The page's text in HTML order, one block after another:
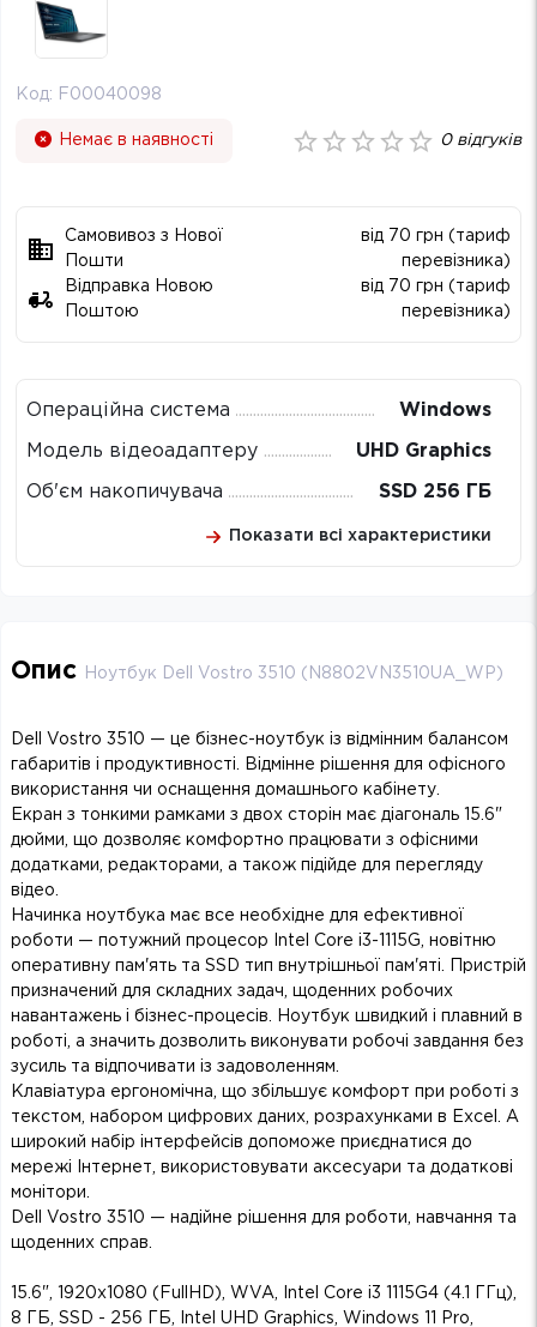
Код: F00040098
Немає в наявності 0відгуків
Самовивоз з Нової
Пошти
від 70 грн (тариф
перевізника)
Відправка Новою
Поштою
від 70 грн (тариф
перевізника)
Операційна система Windows
Модель відеоадаптеру UHD Graphics
Об'єм накопичувача SSD 256 ГБ
Показати всі характеристики
Опис Ноутбук Dell Vostro 3510 (N8802VN3510UA_WP)
Dell Vostro 3510 — це бізнес-ноутбук із відмінним балансом
габаритів і продуктивності. Відмінне рішення для офісного
використання чи оснащення домашнього кабінету.
Екран з тонкими рамками з двох сторін має діагональ 15.6"
дюйми, що дозволяє комфортно працювати з офісними
додатками, редакторами, а також підійде для перегляду
відео.
Начинка ноутбука має все необхідне для ефективної
роботи — потужний процесор Intel Core i3-1115G, новітню
оперативну пам'ять та SSD тип внутрішньої пам'яті. Пристрій
призначений для складних задач, щоденних робочих
навантажень і бізнес-процесів. Ноутбук швидкий і плавний в
роботі, а значить дозволить виконувати робочі завдання без
зусиль та відпочивати із задоволенням.
Клавіатура ергономічна, що збільшує комфорт при роботі з
текстом, набором цифрових даних, розрахунками в Excel. А
широкий набір інтерфейсів допоможе приєднатися до
мережі Інтернет, використовувати аксесуари та додаткові
монітори.
Dell Vostro 3510 — надійне рішення для роботи, навчання та
щоденних справ.
15.6", 1920х1080 (FullHD), WVA, Intel Core i3 1115G4 (4.1 ГГц),
8 ГБ, SSD - 256 ГБ, Intel UHD Graphics, Windows 11 Pro,